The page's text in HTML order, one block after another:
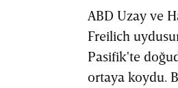
ABD Uzay ve
Freilich
Pasifik'te
ortaya koydu.